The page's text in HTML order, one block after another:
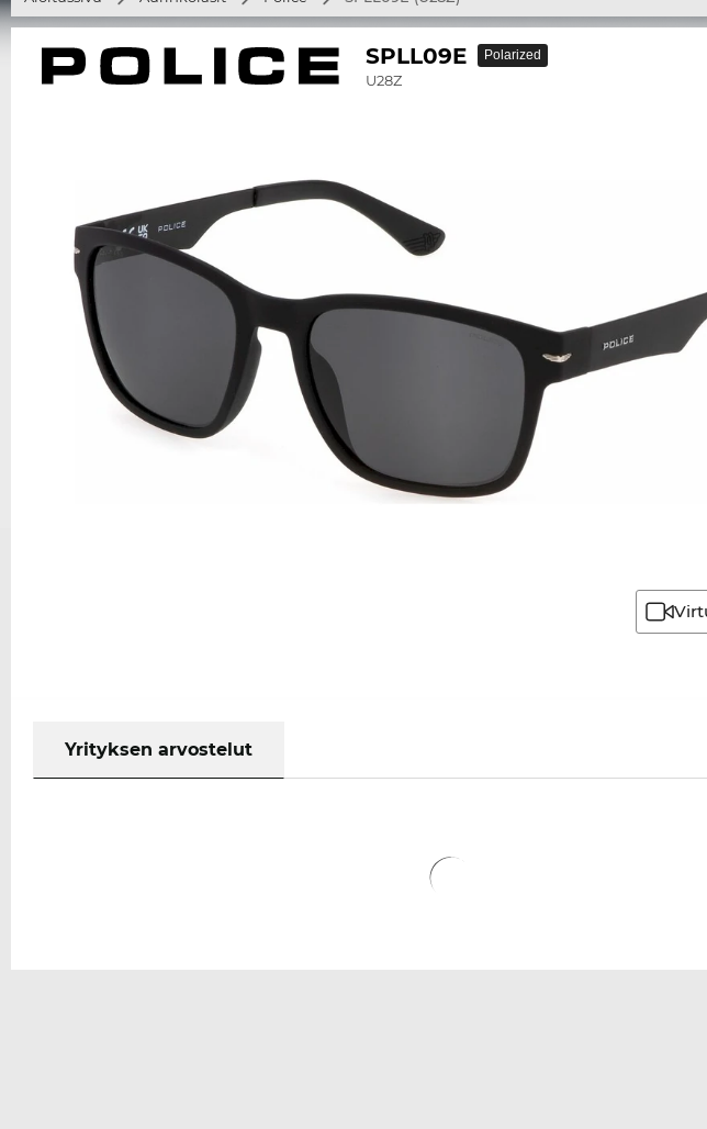
SPLL09E
U28Z
Polarized
Yrityksen arvostelut